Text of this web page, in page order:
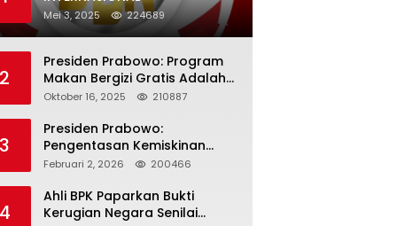
Mei 3, 2025 224689
2
Presiden Prabowo: Program
Makan Bergizi Gratis Adalah
Investasi untuk Masa Depan
Oktober 16, 2025 210887
3
Presiden Prabowo:
Pengentasan Kemiskinan
Butuh Persatuan dan
Bertanggung Jawab
Februari 2, 2026 200466
Ahli BPK Paparkan Bukti
Kerugian Negara Senilai